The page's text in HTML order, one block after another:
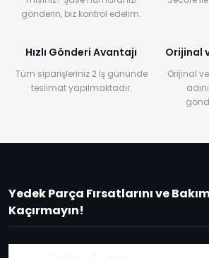
gönderin, biz kontrol edelim.
Hızlı Gönderi Avantajı
Tüm siparişleriniz 2 İş gününde
teslimat yapılmaktadır.
Orijinal
Orijinal
Yedek Parça Fırsatlarını ve
Kaçırmayın!